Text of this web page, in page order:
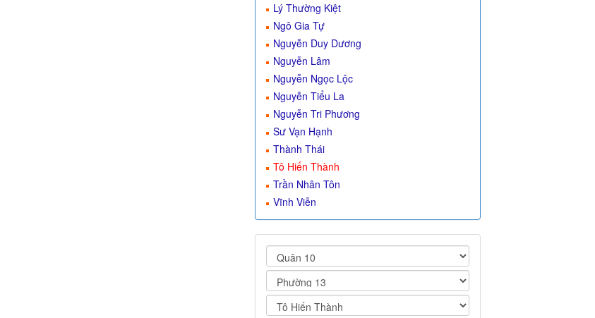
Lý Thường Kiệt
Ngô Gia Tự
Nguyễn Duy Dương
Nguyễn Lâm
Nguyễn Ngọc Lộc
Nguyễn Tiểu La
Nguyễn Tri Phương
Sư Vạn Hạnh
Thành Thái
Tô Hiến Thành
Trần Nhân Tôn
Vĩnh Viễn